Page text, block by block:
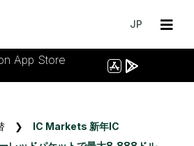
JP
App Store
❯
IC Markets 新年IC